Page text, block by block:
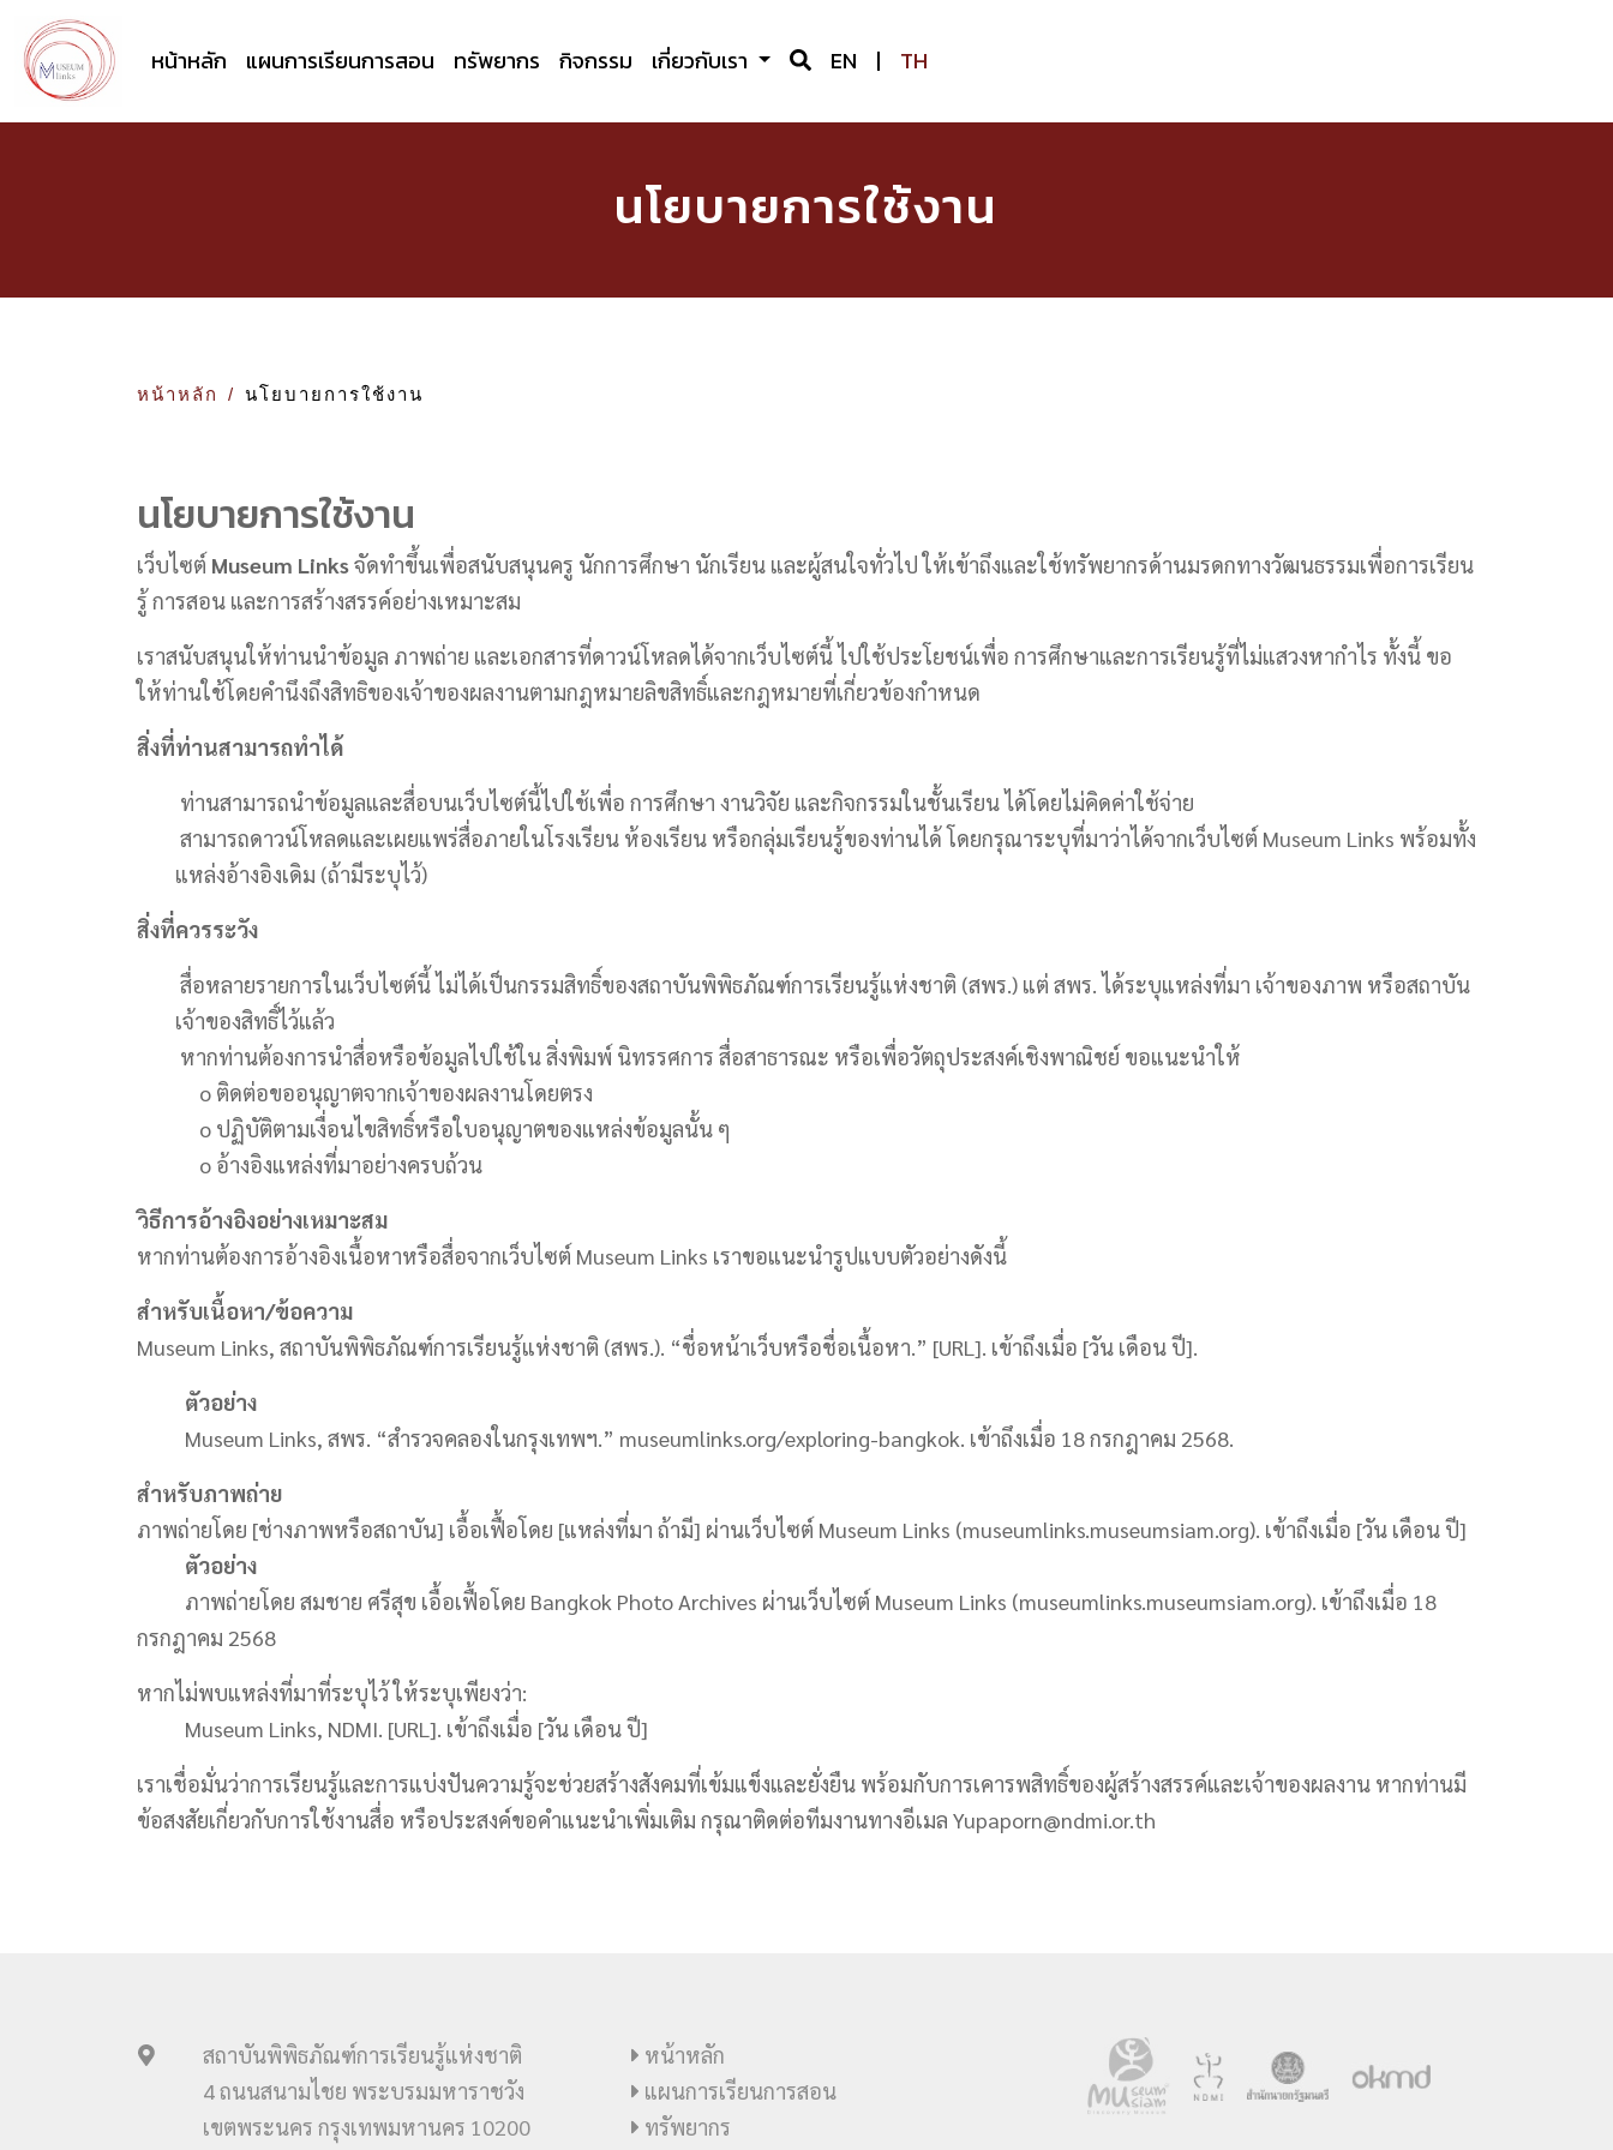
หน้าหลัก แผนการเรียนการสอน ทรัพยากร กิจกรรม เกี่ยวกับเรา EN | TH
นโยบายการใช้งาน
หน้าหลัก นโยบายการใช้งาน
นโยบายการใช้งาน
เว็บไซต์ Museum Linksจัดทำขึ้นเพื่อสนับสนุนครู นักการศึกษา นักเรียน และผู้สนใจทั่วไป ให้เข้าถึงและใช้ทรัพยากรด้านมรดกทางวัฒนธรรมเพื่อการเรียน
รู้ การสอน และการสร้างสรรค์อย่างเหมาะสม
เราสนับสนุนให้ท่านนำข้อมูล ภาพถ่าย และเอกสารที่ดาวน์โหลดได้จากเว็บไซต์นี้ ไปใช้ประโยชน์เพื่อ การศึกษาและการเรียนรู้ที่ไม่แสวงหากำไร ทั้งนี้ ขอ
ให้ท่านใช้โดยคำนึงถึงสิทธิของเจ้าของผลงานตามกฎหมายลิขสิทธิ์และกฎหมายที่เกี่ยวข้องกำหนด
สิ่งที่ท่านสามารถทำได้
ท่านสามารถนำข้อมูลและสื่อบนเว็บไซต์นี้ไปใช้เพื่อ การศึกษา งานวิจัย และกิจกรรมในชั้นเรียน ได้โดยไม่คิดค่าใช้จ่าย
สามารถดาวน์โหลดและเผยแพร่สื่อภายในโรงเรียน ห้องเรียน หรือกลุ่มเรียนรู้ของท่านได้ โดยกรุณาระบุที่มาว่าได้จากเว็บไซต์ Museum Links พร้อมทั้ง
แหล่งอ้างอิงเดิม (ถ้ามีระบุไว้)
สิ่งที่ควรระวัง
สื่อหลายรายการในเว็บไซต์นี้ ไม่ได้เป็นกรรมสิทธิ์ของสถาบันพิพิธภัณฑ์การเรียนรู้แห่งชาติ (สพร.) แต่ สพร. ได้ระบุแหล่งที่มา เจ้าของภาพ หรือสถาบัน
เจ้าของสิทธิ์ไว้แล้ว
หากท่านต้องการนำสื่อหรือข้อมูลไปใช้ใน สิ่งพิมพ์ นิทรรศการ สื่อสาธารณะ หรือเพื่อวัตถุประสงค์เชิงพาณิชย์ ขอแนะนำให้
o ติดต่อขออนุญาตจากเจ้าของผลงานโดยตรง
o ปฏิบัติตามเงื่อนไขสิทธิ์หรือใบอนุญาตของแหล่งข้อมูลนั้น ๆ
o อ้างอิงแหล่งที่มาอย่างครบถ้วน
วิธีการอ้างอิงอย่างเหมาะสม
หากท่านต้องการอ้างอิงเนื้อหาหรือสื่อจากเว็บไซต์ Museum Links เราขอแนะนำรูปแบบตัวอย่างดังนี้
สำหรับเนื้อหา/ข้อความ
Museum Links, สถาบันพิพิธภัณฑ์การเรียนรู้แห่งชาติ (สพร.). “ชื่อหน้าเว็บหรือชื่อเนื้อหา.” [URL]. เข้าถึงเมื่อ [วัน เดือน ปี].
ตัวอย่าง
Museum Links, สพร. “สำรวจคลองในกรุงเทพฯ.” museumlinks.org/exploring-bangkok. เข้าถึงเมื่อ 18 กรกฎาคม 2568.
สำหรับภาพถ่าย
ภาพถ่ายโดย [ช่างภาพหรือสถาบัน] เอื้อเฟื้อโดย [แหล่งที่มา ถ้ามี] ผ่านเว็บไซต์ Museum Links (museumlinks.museumsiam.org). เข้าถึงเมื่อ [วัน เดือน ปี]
ตัวอย่าง
ภาพถ่ายโดย สมชาย ศรีสุข เอื้อเฟื้อโดย Bangkok Photo Archives ผ่านเว็บไซต์ Museum Links (museumlinks.museumsiam.org). เข้าถึงเมื่อ 18
กรกฎาคม 2568
หากไม่พบแหล่งที่มาที่ระบุไว้ ให้ระบุเพียงว่า:
Museum Links, NDMI. [URL]. เข้าถึงเมื่อ [วัน เดือน ปี]
เราเชื่อมั่นว่าการเรียนรู้และการแบ่งปันความรู้จะช่วยสร้างสังคมที่เข้มแข็งและยั่งยืน พร้อมกับการเคารพสิทธิ์ของผู้สร้างสรรค์และเจ้าของผลงาน หากท่านมี
ข้อสงสัยเกี่ยวกับการใช้งานสื่อ หรือประสงค์ขอคำแนะนำเพิ่มเติม กรุณาติดต่อทีมงานทางอีเมล Yupaporn@ndmi.or.th
สถาบันพิพิธภัณฑ์การเรียนรู้แห่งชาติ
4 ถนนสนามไชย พระบรมมหาราชวัง
เขตพระนคร กรุงเทพมหานคร 10200
หน้าหลัก
แผนการเรียนการสอน
ทรัพยากร